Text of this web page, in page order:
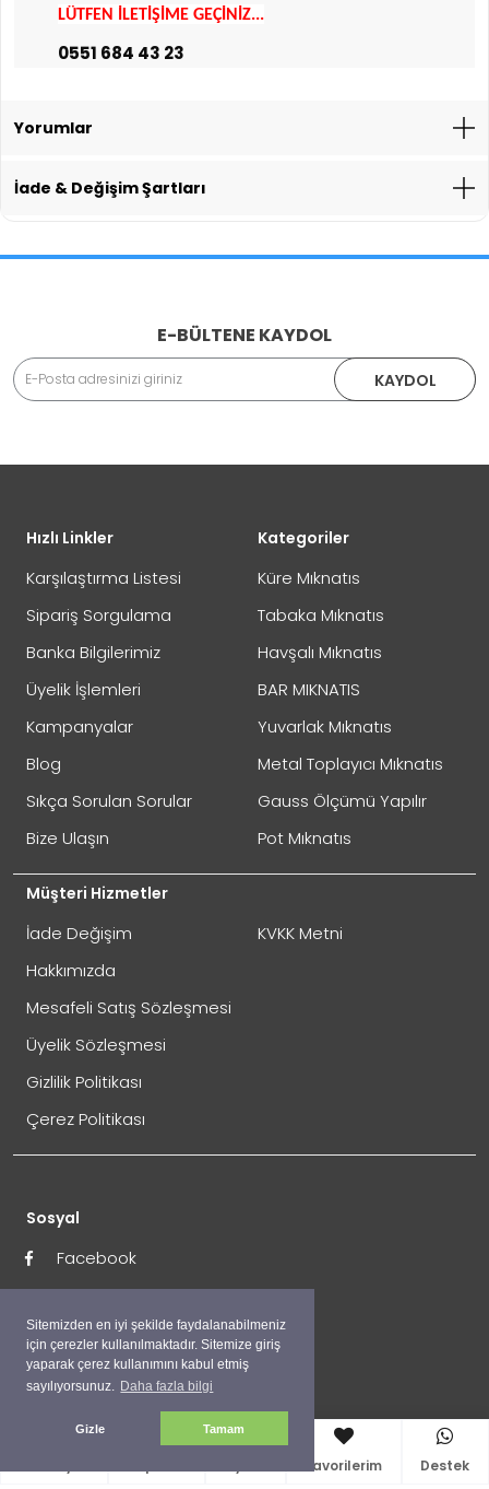
Sitemizden en iyi şekilde faydalanabilmeniz
için çerezler kullanılmaktadır. Sitemize giriş
yaparak çerez kullanımını kabul etmiş
sayılıyorsunuz. Daha fazla bilgi
Gizle Tamam
LÜTFEN İLETİŞİME GEÇİNİZ...
0551 684 43 23
Yorumlar
Adınız Soyadınız
Yorumunuz
Not:HTML'e dönüştürülmez!
Oylama
Kötü
GÖNDER
İade & Değişim Şartları
İade veya Değişim İşlemini Nasıl Yapabilirim?
DEĞİŞİM
İade Gönderimi Nasıl Yapılır?
Perpa Ticaret Merkezi A Blok Kat:4 Mavi Avlu No:333
Okmeydanı / İstanbul
İptal işlemini nasıl yapabilirim?
E-BÜLTENE KAYDOL
KAYDOL
Hızlı Linkler
Karşılaştırma Listesi
Sipariş Sorgulama
Banka Bilgilerimiz
Üyelik İşlemleri
Kampanyalar
Blog
Sıkça Sorulan Sorular
Bize Ulaşın
Müşteri Hizmetler
İade Değişim
Hakkımızda
Mesafeli Satış Sözleşmesi
Üyelik Sözleşmesi
Gizlilik Politikası
Çerez Politikası
KVKK Metni
Kategoriler
Küre Mıknatıs
Tabaka Mıknatıs
Havşalı Mıknatıs
BAR MIKNATIS
Yuvarlak Mıknatıs
Metal Toplayıcı Mıknatıs
Gauss Ölçümü Yapılır
Pot Mıknatıs
Sosyal
Facebook
Twitter
İnstagram
Müşteri Destek Hattı
0551 684 43 23
Favorilerim Destek